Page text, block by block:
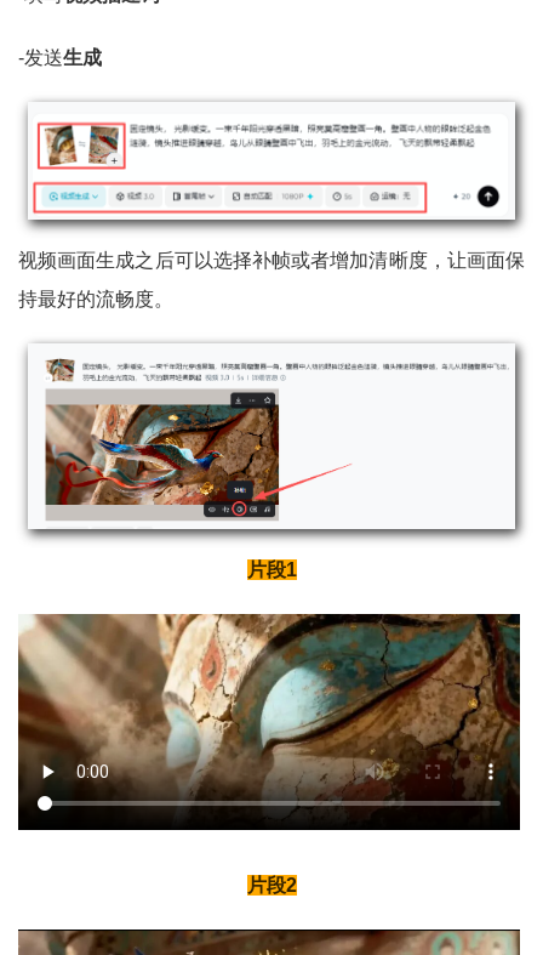
-发送生成
视频画面生成之后可以选择补帧或者增加清晰度，让画面保
持最好的流畅度。
片段1
片段2